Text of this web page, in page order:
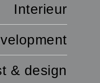
Interieur
& design